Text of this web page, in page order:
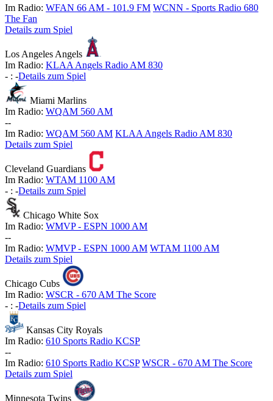
Im Radio: WFAN 66 AM - 101.9 FM WCNN - Sports Radio 680
The Fan
Details zum Spiel
Los Angeles Angels
Im Radio: KLAA Angels Radio AM 830
- : -Details zum Spiel
Miami Marlins
Im Radio: WQAM 560 AM
--
Im Radio: WQAM 560 AM KLAA Angels Radio AM 830
Details zum Spiel
Cleveland Guardians
Im Radio: WTAM 1100 AM
- : -Details zum Spiel
Chicago White Sox
Im Radio: WMVP - ESPN 1000 AM
--
Im Radio: WMVP - ESPN 1000 AM WTAM 1100 AM
Details zum Spiel
Chicago Cubs
Im Radio: WSCR - 670 AM The Score
- : -Details zum Spiel
Kansas City Royals
Im Radio: 610 Sports Radio KCSP
--
Im Radio: 610 Sports Radio KCSP WSCR - 670 AM The Score
Details zum Spiel
Minnesota Twins